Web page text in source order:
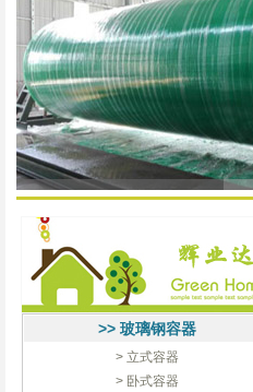
>> 玻璃钢容器
> 立式容器
> 卧式容器